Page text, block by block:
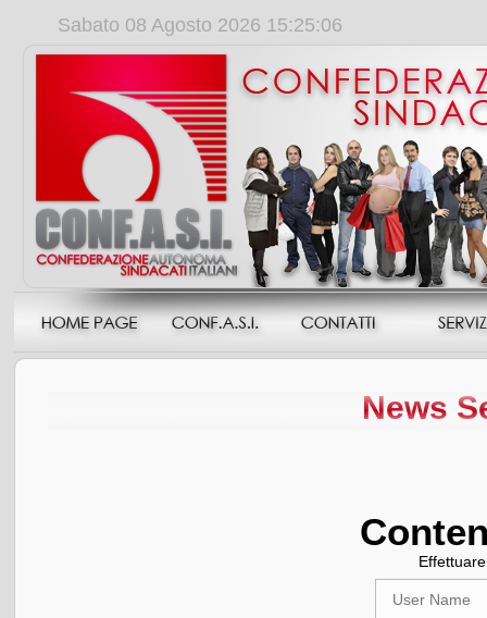
Sabato 08 Agosto 2026 15:25:06
News